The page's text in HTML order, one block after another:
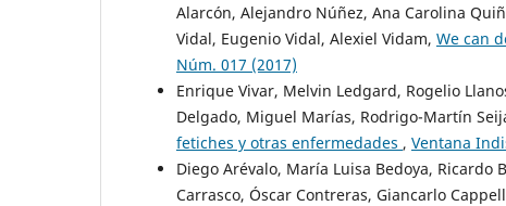
Alarcón, Alejandro Núñez, Ana Carolina
Vidal, Eugenio Vidal, Alexiel Vidam, We can
Núm. 017 (2017)
Enrique Vivar, Melvin Ledgard, Rogelio
Delgado, Miguel Marías, Rodrigo-Martín
fetiches y otras enfermedades , Ventana
Diego Arévalo, María Luisa Bedoya, Ricardo
Carrasco, Óscar Contreras, Giancarlo